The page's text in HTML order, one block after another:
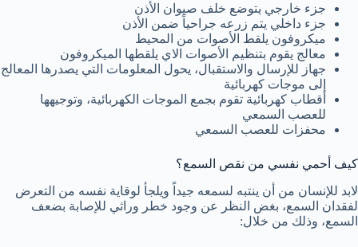
جزء خارجي يتوضع خلف صيوان الأذن
جزء داخلي يتم زرعه جراحياً ضمن الأذن
ميكروفون يلقط الأصوات من المحيط
معالج يقوم بتنظيم الأصوات الاي يلقطها الميكروفون
جهاز للإرسال والاستقبال، يحول المعلومات التي يصدرها المعالج
إلى موجات كهربائية
أقطاب كهربائية تقوم بجمع الموجات الكهربائية، وتوجيهها
للعصب السمعي
محفزات للعصب السمعي
كيف أحمي نفسي من نقص السمع؟
لابد للإنسان من أن ينتبه لسمعه جيداً ويلجأ لوقاية نفسه من التعرض
لفقدان السمع، بغض النظر عن وجود خطر وراثي للإصابة بضعف
السمع، وذلك من خلال: